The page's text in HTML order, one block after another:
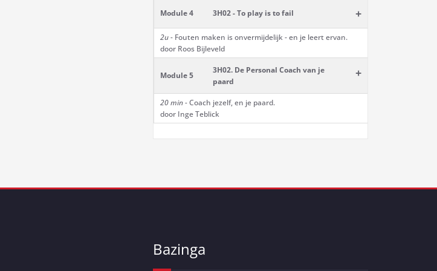
Module 4 3H02 - To play is to fail +
2u - Fouten maken is onvermijdelijk - en je leert ervan.
door Roos Bijleveld
Module 5
3H02. De Personal Coach van je
paard
+
20 min -Coach jezelf, en je paard.
door Inge Teblick
Bazinga